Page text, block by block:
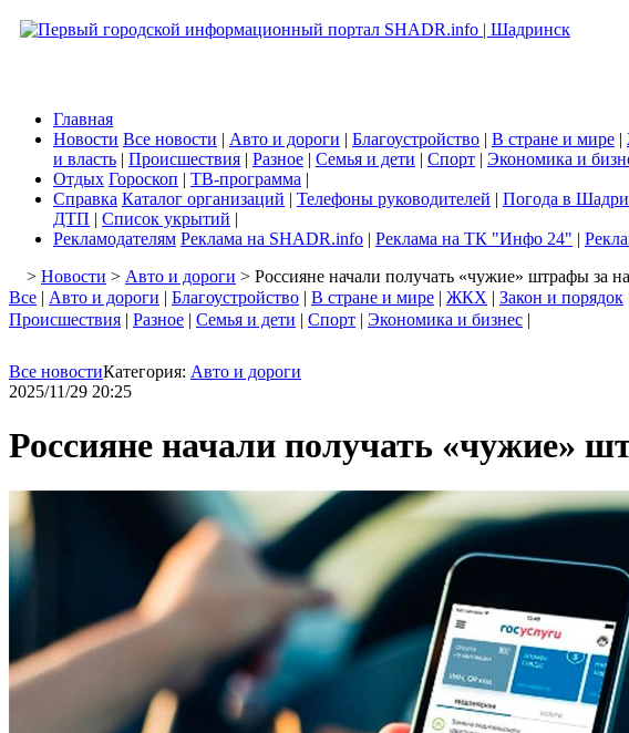
Главная
Новости Все новости | Авто и дороги | Благоустройство | В стране и мире |
и власть | Происшествия | Разное | Семья и дети | Спорт | Экономика и
Отдых Гороскоп | ТВ-программа |
Справка Каталог организаций | Телефоны руководителей | Погода в
ДТП | Список укрытий |
Рекламодателям Реклама на SHADR.info | Реклама на ТК "Инфо 24" |
> Новости > Авто и дороги > Россияне начали получать «чужие» штрафы за
Все | Авто и дороги | Благоустройство | В стране и мире | ЖКХ | Закон и порядок
Происшествия | Разное | Семья и дети | Спорт | Экономика и бизнес |
Все новостиКатегория: Авто и дороги
2025/11/29 20:25
Россияне начали получать «чужие»